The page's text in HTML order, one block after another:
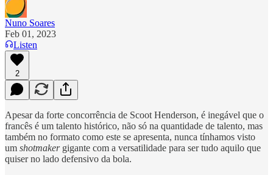
Nuno Soares
Feb 01, 2023
Listen
2
Apesar da forte concorrência de Scoot Henderson, é inegável que o
francês é um talento histórico, não só na quantidade de talento, mas
também no formato como este se apresenta, nunca tínhamos visto
um shotmakergigante com a versatilidade para ser tudo aquilo que
quiser no lado defensivo da bola.